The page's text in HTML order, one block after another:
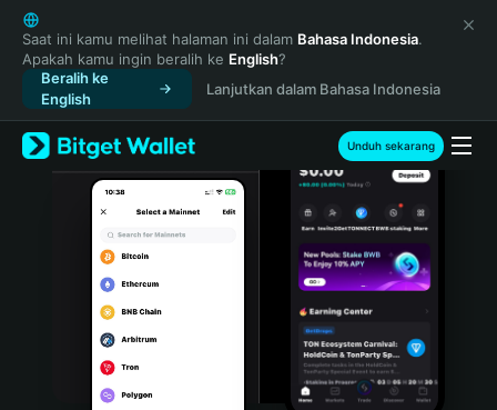
English
日本語
Tiếng Việt
Русский
Español (Latinoamérica)
Türkçe
Italiano
Português (Portugal)
Bahasa Indonesia
Saat ini kamu melihat halaman ini dalam Bahasa Indonesia.
Apakah kamu ingin beralih ke English?
Beralih ke
English
Lanjutkan dalam Bahasa Indonesia
Unduh sekarang